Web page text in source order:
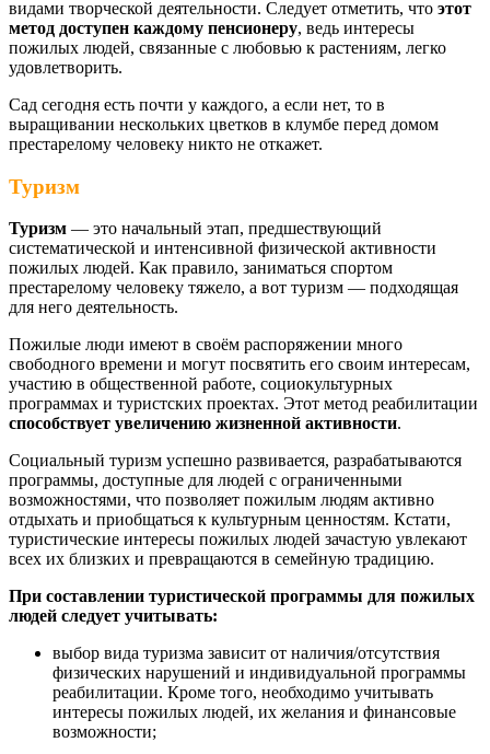
видами творческой деятельности. Следует отметить, что этот
метод доступен каждому пенсионеру, ведь интересы
пожилых людей, связанные с любовью к растениям, легко
удовлетворить.
Сад сегодня есть почти у каждого, а если нет, то в
выращивании нескольких цветков в клумбе перед домом
престарелому человеку никто не откажет.
Туризм
Туризм — это начальный этап, предшествующий
систематической и интенсивной физической активности
пожилых людей. Как правило, заниматься спортом
престарелому человеку тяжело, а вот туризм — подходящая
для него деятельность.
Пожилые люди имеют в своём распоряжении много
свободного времени и могут посвятить его своим интересам,
участию в общественной работе, социокультурных
программах и туристских проектах. Этот метод реабилитации
способствует увеличению жизненной активности.
Социальный туризм успешно развивается, разрабатываются
программы, доступные для людей с ограниченными
возможностями, что позволяет пожилым людям активно
отдыхать и приобщаться к культурным ценностям. Кстати,
туристические интересы пожилых людей зачастую увлекают
всех их близких и превращаются в семейную традицию.
При составлении туристической программы для пожилых
людей следует учитывать:
выбор вида туризма зависит от наличия/отсутствия
физических нарушений и индивидуальной программы
реабилитации. Кроме того, необходимо учитывать
интересы пожилых людей, их желания и финансовые
возможности;